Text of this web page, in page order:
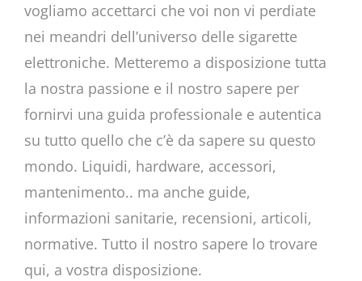
vogliamo accettarci che voi non vi perdiate
nei meandri dell’universo delle sigarette
elettroniche. Metteremo a disposizione tutta
la nostra passione e il nostro sapere per
fornirvi una guida professionale e autentica
su tutto quello che c’è da sapere su questo
mondo. Liquidi, hardware, accessori,
mantenimento.. ma anche guide,
informazioni sanitarie, recensioni, articoli,
normative. Tutto il nostro sapere lo trovare
qui, a vostra disposizione.